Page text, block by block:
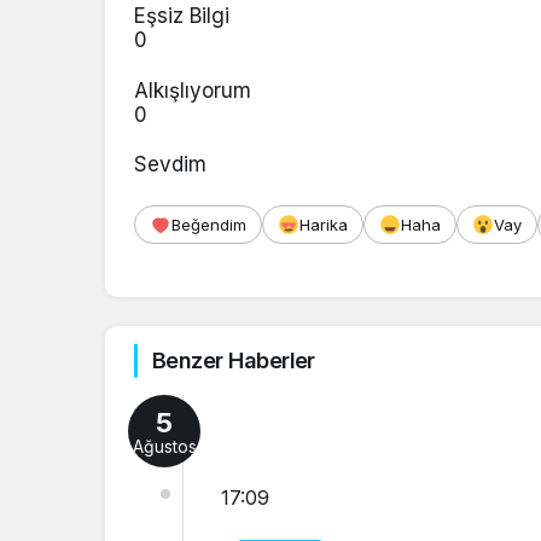
Eşsiz Bilgi
0
Alkışlıyorum
0
Sevdim
Beğendim Harika Haha Vay
Benzer Haberler
5
Ağustos
17:09